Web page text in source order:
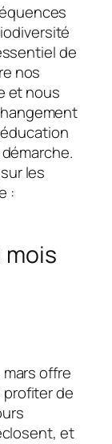
de
nos
et nous
les
:
offre
de
et